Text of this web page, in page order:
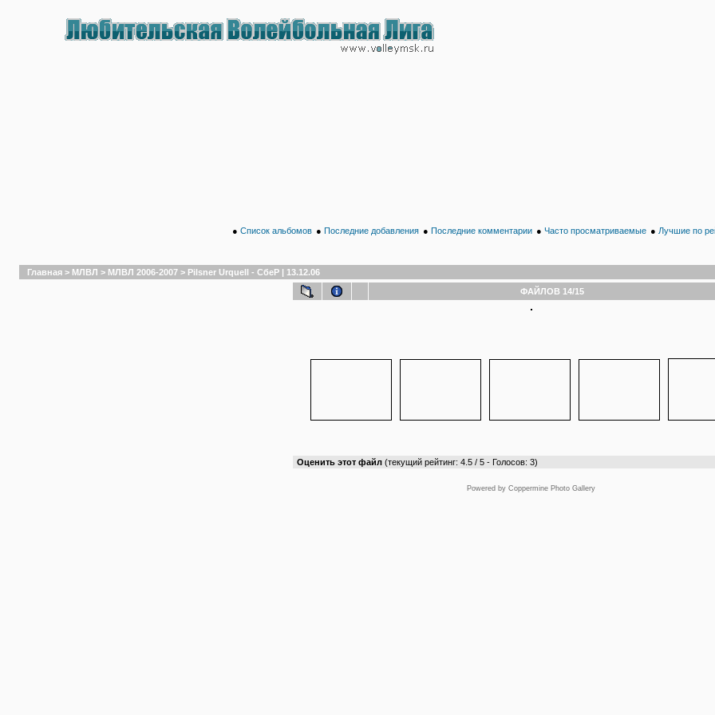
● Список альбомов ● Последние добавления ● Последние комментарии ● Часто просматриваемые ● Лучшие по
Главная > МЛВЛ > МЛВЛ 2006-2007 > Pilsner Urquell - СбеР | 13.12.06
ФАЙЛОВ 14/15
Оценить этот файл (текущий рейтинг: 4.5 / 5 - Голосов: 3)
Powered by Coppermine Photo Gallery